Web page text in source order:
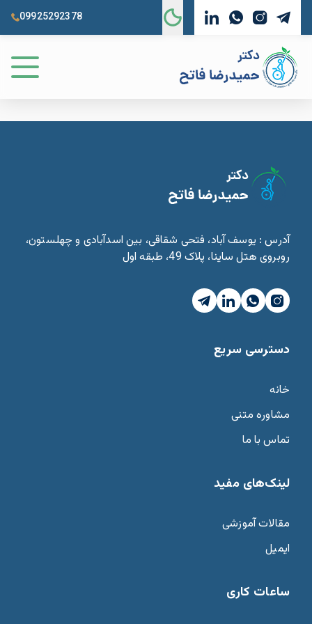
09925292378
آدرس : یوسف آباد، فتحی شقاقی، بین اسدآبادی و چهلستون،
روبروی هتل ساینا، پلاک 49، طبقه اول
دسترسی سریع
خانه
مشاوره متنی
تماس با ما
لینک‌های مفید
مقالات آموزشی
ایمیل
ساعات کاری